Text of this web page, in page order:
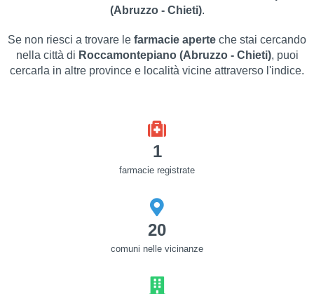
(Abruzzo - Chieti).
Se non riesci a trovare le farmacie aperte che stai cercando
nella città di Roccamontepiano (Abruzzo - Chieti), puoi
cercarla in altre province e località vicine attraverso l'indice.
1
farmacie registrate
20
comuni nelle vicinanze